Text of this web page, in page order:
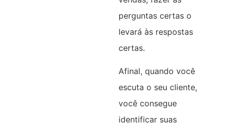
perguntas certas o
levará às respostas
certas.
Afinal, quando você
escuta o seu cliente,
você consegue
identificar suas